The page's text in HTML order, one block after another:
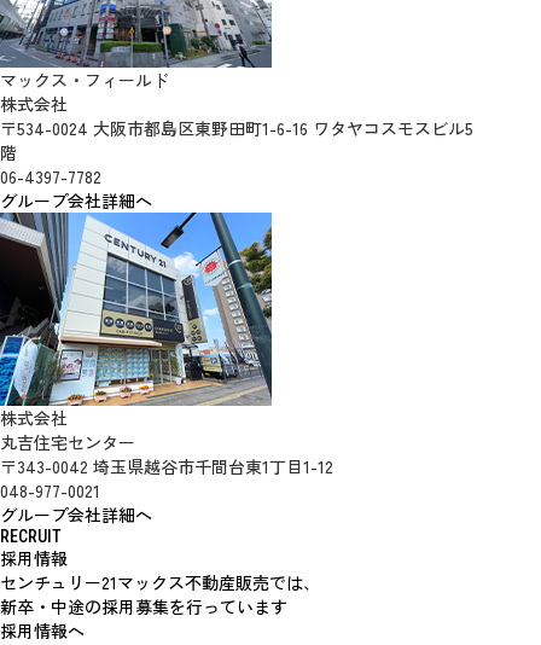
マックス・フィールド
株式会社
〒534-0024 大阪市都島区東野田町1-6-16 ワタヤコスモスビル5
階
06-4397-7782
グループ会社詳細へ
株式会社
丸吉住宅センター
〒343-0042 埼玉県越谷市千間台東1丁目1-12
048-977-0021
グループ会社詳細へ
RECRUIT
採用情報
センチュリー21マックス不動産販売では、
新卒・中途の採用募集を行っています
採用情報へ